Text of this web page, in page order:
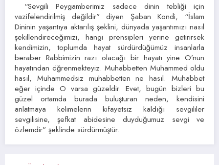
“Sevgili Peygamberimiz sadece dinin tebliği için
vazifelendirilmiş değildir” diyen Şaban Kondi, “İslam
Dininin yaşantıya aktarılış şeklini, dünyada yaşantımızı nasıl
şekillendireceğimizi, hangi prensipleri yerine getirirsek
kendimizin, toplumda hayat sürdürdüğümüz insanlarla
beraber Rabbimizin razı olacağı bir hayatı yine O’nun
hayatından öğrenmekteyiz. Muhabbetten Muhammed oldu
hasıl, Muhammedsiz muhabbetten ne hasıl. Muhabbet
eğer içinde O varsa güzeldir. Evet, bugün bizleri bu
güzel ortamda burada buluşturan neden, kendisini
anlatmaya kelimelerin kifayetsiz kaldığı sevgililer
sevgilisine, şefkat abidesine duyduğumuz sevgi ve
özlemdir” şeklinde sürdürmüştür.